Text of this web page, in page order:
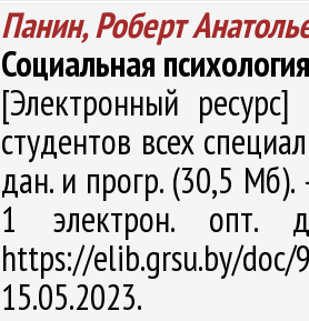
Панин, Роберт
Социальная психология
[Электронный
студентов всех
дан. и прогр. (30,5
1 электрон. опт.
https://elib.grsu.by/
15.05.2023.